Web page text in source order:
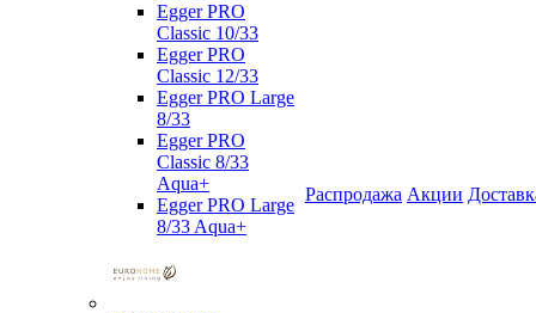
Egger PRO
Classic 10/33
Egger PRO
Classic 12/33
Egger PRO Large
8/33
Egger PRO
Classic 8/33
Aqua+
Egger PRO Large
8/33 Aqua+
Распродажа Акции